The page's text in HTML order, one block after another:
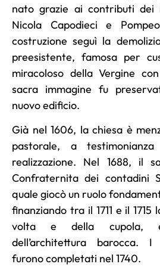
nato grazie ai contributi dei
Nicola Capodieci e
costruzione seguì la
preesistente, famosa per
miracoloso della Vergine
sacra immagine fu
nuovo edificio.
Già nel 1606, la chiesa è
pastorale, a
realizzazione. Nel 1688, il
Confraternita dei contadini
quale giocò un ruolo
finanziando tra il 1711 e il
volta e della cupola,
dell’architettura barocca. I
furono completati nel 1740.